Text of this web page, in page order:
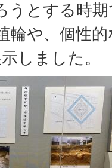
うとする時
輪や、個性
しました。